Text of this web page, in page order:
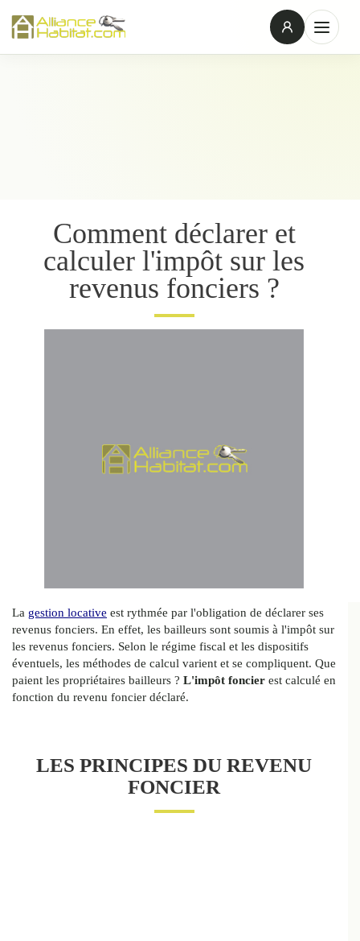
Comment déclarer et
calculer l'impôt sur les
revenus fonciers ?
La gestion locative est rythmée par l'obligation de déclarer ses
revenus fonciers. En effet, les bailleurs sont soumis à l'impôt sur
les revenus fonciers. Selon le régime fiscal et les dispositifs
éventuels, les méthodes de calcul varient et se compliquent. Que
paient les propriétaires bailleurs ? L'impôt foncier est calculé en
fonction du revenu foncier déclaré.
LES PRINCIPES DU REVENU
FONCIER